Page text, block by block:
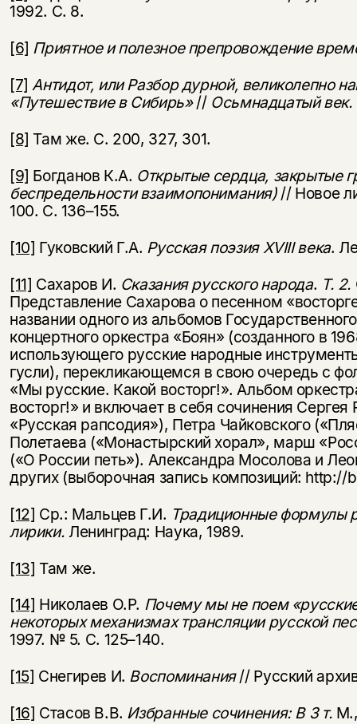
1992. С. 8.
[6] Приятное и полезное препровождение
[7] Антидот, илиРазбордурной, великолепно
«ПутешествиевСибирь»// Осьмнадцатыйвек.
[8] Там же. С. 200, 327, 301.
[9] Богданов К.А. Открытые сердца, закрытые
беспредельности взаимопонимания)// Новое
100. С. 136–155.
[10] Гуковский Г.А. Русская поэзия XVIII века.
[11] Сахаров И. Сказания русского народа. Т. 2.
Представление Сахарова о песенном
названии одного из альбомов
концертного оркестра «Боян» (созданного в
использующего русские народные
гусли), перекликающемся в свою очередь с
«Мы русские. Какой восторг!». Альбом
восторг!» и включает в себя сочинения
«Русская рапсодия»), Петра Чайковского
Полетаева («Монастырский хорал», марш
(«О России петь»). Александра Мосолова и
других (выборочная запись композиций:
[12] Ср.: Мальцев Г.И. Традиционные формулы
лирики. Ленинград: Наука, 1989.
[13] Там же.
[14] Николаев О.Р. Почему мы не поем
некоторых механизмах трансляции русской
1997. № 5. С. 125–140.
[15] Снегирев И. Воспоминания// Русский
[16] Стасов В.В. Избранные сочинения: В 3 т.